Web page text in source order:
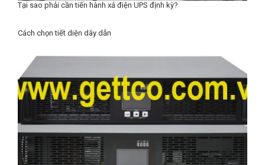
Tại sao phải cần tiến hành xả điện UPS định kỳ?
Cách chọn tiết diện dây dẫn